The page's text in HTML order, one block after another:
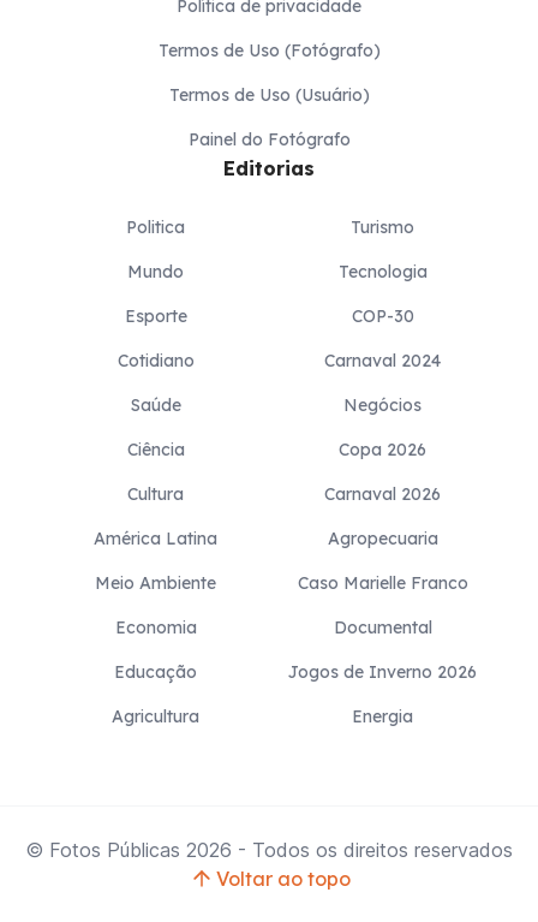
Política de privacidade
Termos de Uso (Fotógrafo)
Termos de Uso (Usuário)
Painel do Fotógrafo
Editorias
Politica
Mundo
Esporte
Cotidiano
Saúde
Ciência
Cultura
América Latina
Meio Ambiente
Economia
Educação
Agricultura
Turismo
Tecnologia
COP-30
Carnaval 2024
Negócios
Copa 2026
Carnaval 2026
Agropecuaria
Caso Marielle Franco
Documental
Jogos de Inverno 2026
Energia
© Fotos Públicas 2026 - Todos os direitos reservados
Voltar ao topo